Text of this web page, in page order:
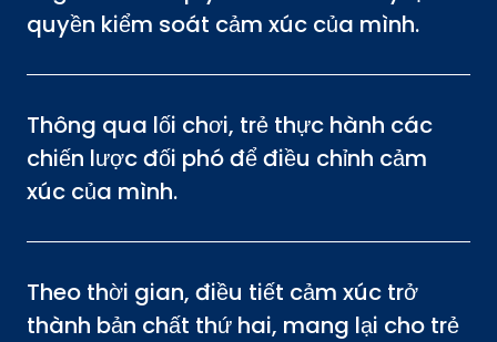
quyền kiểm soát cảm xúc của mình.
Thông qua lối chơi, trẻ thực hành các
chiến lược đối phó để điều chỉnh cảm
xúc của mình.
Theo thời gian, điều tiết cảm xúc trở
thành bản chất thứ hai, mang lại cho trẻ